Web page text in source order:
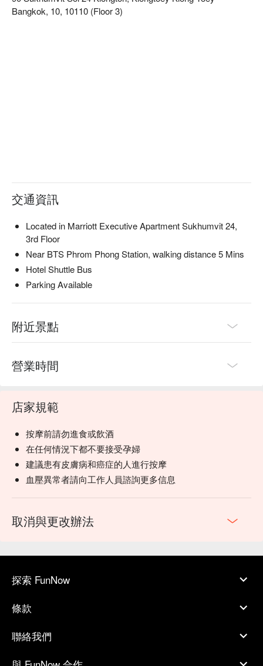
水療中心的內部裝潢以泰國風格裝飾，伴隨著精油的香氣，幫
Bangkok, 10, 10110 (Floor 3)
交通資訊
Located in Marriott Executive Apartment Sukhumvit 24,
3rd Floor
Near BTS Phrom Phong Station, walking distance 5 Mins
Hotel Shuttle Bus
Parking Available
附近景點
營業時間
店家規範
按摩前請勿進食或飲酒
在任何情況下都不要接受孕婦
建議患有皮膚病和癌症的人進行按摩
血壓異常者請向工作人員諮詢更多信息
取消與更改辦法
探索 FunNow
條款
聯絡我們